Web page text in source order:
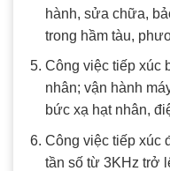
hành, sửa chữa,
trong hầm tàu,
Công việc tiếp xúc
nhân; vận hành
bức xạ hạt nhân,
Công việc tiếp xúc
tần số từ 3KHz trở